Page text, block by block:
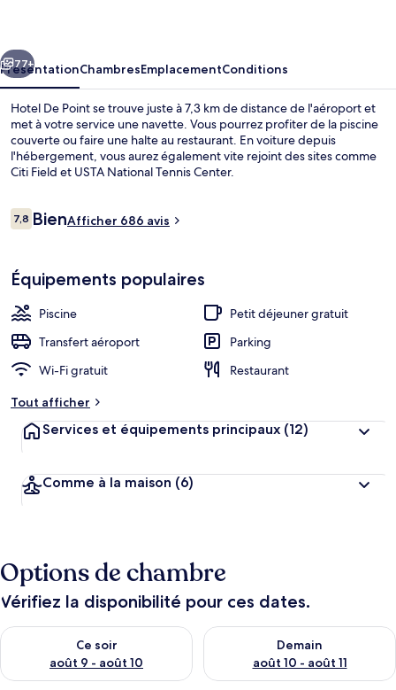
Suivant
77+
PrésentationChambresEmplacementConditions
Hotel De Point se trouve juste à 7,3 km de distance de l'aéroport et
met à votre service une navette. Vous pourrez profiter de la piscine
couverte ou faire une halte au restaurant. En voiture depuis
l'hébergement, vous aurez également vite rejoint des sites comme
Citi Field et USTA National Tennis Center.
Avis
voyageurs
7,87,8 sur 10
BienAfficher 686 avis
Équipements populaires
Piscine
Petit déjeuner gratuit
Transfert aéroport
Parking
Wi-Fi gratuit
Restaurant
Tout afficher
Services et équipements principaux (12)
Comme à la maison (6)
Options de chambre
Vérifiez la disponibilité pour ces dates.
Ce soir
août 9 - août 10
Vérifier la disponibilité pour ce soir août 9 - août 10
Demain
août 10 - août 11
Vérifier la disponibilité pour